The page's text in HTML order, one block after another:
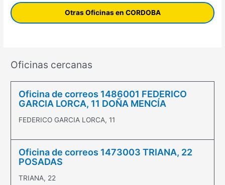
Otras Oficinas en CORDOBA
Oficinas cercanas
Oficina de correos 1486001 FEDERICO
GARCIA LORCA, 11 DOÑA MENCÍA
FEDERICO GARCIA LORCA, 11
Oficina de correos 1473003 TRIANA, 22
POSADAS
TRIANA, 22